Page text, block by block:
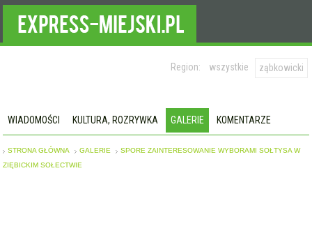
Region: wszystkie ząbkowicki
WIADOMOŚCI KULTURA, ROZRYWKA GALERIE KOMENTARZE
STRONA GŁÓWNA GALERIE
SPORE ZAINTERESOWANIE WYBORAMI SOŁTYSA W
ZIĘBICKIM SOŁECTWIE